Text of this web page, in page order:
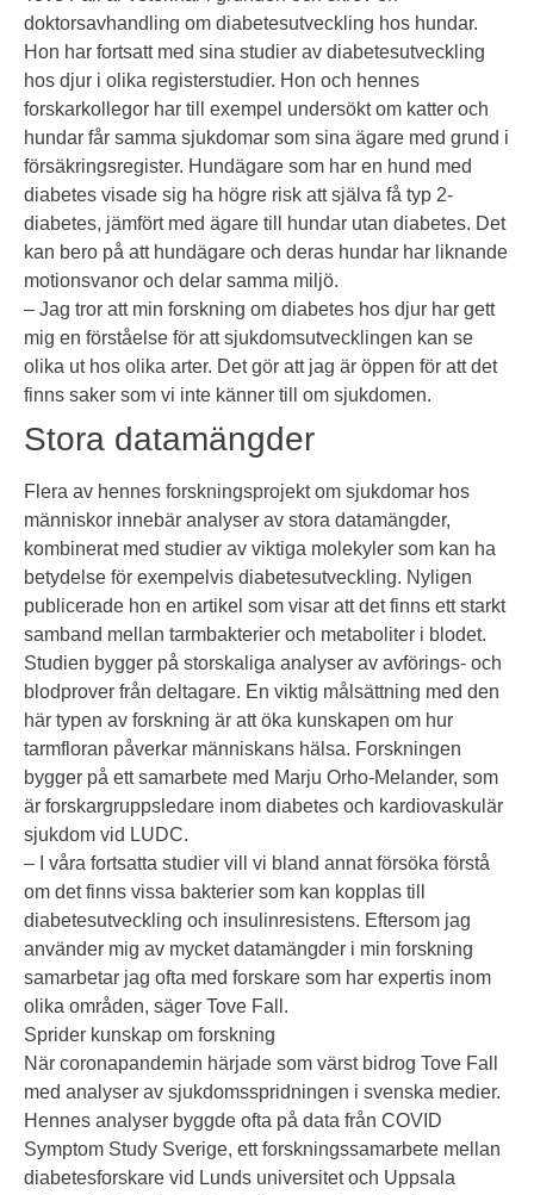
doktorsavhandling om diabetesutveckling hos hundar.
Hon har fortsatt med sina studier av diabetesutveckling
hos djur i olika registerstudier. Hon och hennes
forskarkollegor har till exempel undersökt om katter och
hundar får samma sjukdomar som sina ägare med grund i
försäkringsregister. Hundägare som har en hund med
diabetes visade sig ha högre risk att själva få typ 2-
diabetes, jämfört med ägare till hundar utan diabetes. Det
kan bero på att hundägare och deras hundar har liknande
motionsvanor och delar samma miljö.
– Jag tror att min forskning om diabetes hos djur har gett
mig en förståelse för att sjukdomsutvecklingen kan se
olika ut hos olika arter. Det gör att jag är öppen för att det
finns saker som vi inte känner till om sjukdomen.
Stora datamängder
Flera av hennes forskningsprojekt om sjukdomar hos
människor innebär analyser av stora datamängder,
kombinerat med studier av viktiga molekyler som kan ha
betydelse för exempelvis diabetesutveckling. Nyligen
publicerade hon en artikel som visar att det finns ett starkt
samband mellan tarmbakterier och metaboliter i blodet.
Studien bygger på storskaliga analyser av avförings- och
blodprover från deltagare. En viktig målsättning med den
här typen av forskning är att öka kunskapen om hur
tarmfloran påverkar människans hälsa. Forskningen
bygger på ett samarbete med Marju Orho-Melander, som
är forskargruppsledare inom diabetes och kardiovaskulär
sjukdom vid LUDC.
– I våra fortsatta studier vill vi bland annat försöka förstå
om det finns vissa bakterier som kan kopplas till
diabetesutveckling och insulinresistens. Eftersom jag
använder mig av mycket datamängder i min forskning
samarbetar jag ofta med forskare som har expertis inom
olika områden, säger Tove Fall.
Sprider kunskap om forskning
När coronapandemin härjade som värst bidrog Tove Fall
med analyser av sjukdomsspridningen i svenska medier.
Hennes analyser byggde ofta på data från COVID
Symptom Study Sverige, ett forskningssamarbete mellan
diabetesforskare vid Lunds universitet och Uppsala